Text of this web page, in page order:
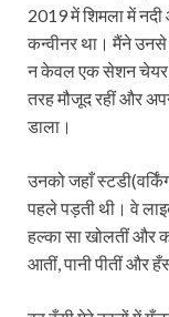
2019 में शिमला में
कन्वीनर था। मैंने
न केवल एक सेशन चेयर
तरह मौजूद रहीं और
डाला।
उनको जहाँ
पहले पड़ती थी। वे
हल्का सा खोलतीं और
आतीं, पानी पीतीं और